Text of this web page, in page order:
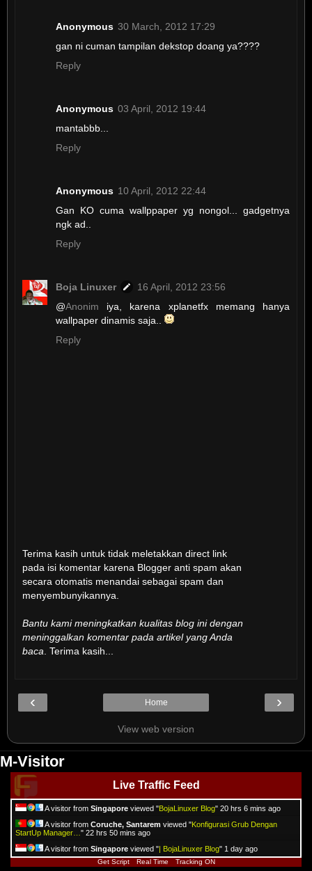
Anonymous 30 March, 2012 17:29
gan ni cuman tampilan dekstop doang ya????
Reply
Anonymous 03 April, 2012 19:44
mantabbb...
Reply
Anonymous 10 April, 2012 22:44
Gan KO cuma wallppaper yg nongol... gadgetnya
ngk ad..
Reply
Boja Linuxer
16 April, 2012 23:56
@Anonim iya, karena xplanetfx memang hanya
wallpaper dinamis saja..
Reply
Terima kasih untuk tidak meletakkan direct link
pada isi komentar karena Blogger anti spam akan
secara otomatis menandai sebagai spam dan
menyembunyikannya.
Bantu kami meningkatkan kualitas blog ini dengan
meninggalkan komentar pada artikel yang Anda
baca . Terima kasih...
‹ ›
Home
View web version
M-Visitor
Live Traffic Feed
A visitor from Singapore viewed "BojaLinuxer Blog" 20 hrs 6 mins ago
A visitor from Coruche, Santarem viewed "Konfigurasi Grub Dengan
StartUp Manager… " 22 hrs 50 mins ago
A visitor from Singapore viewed "| BojaLinuxer Blog" 1 day ago
Get Script Real Time Tracking ON